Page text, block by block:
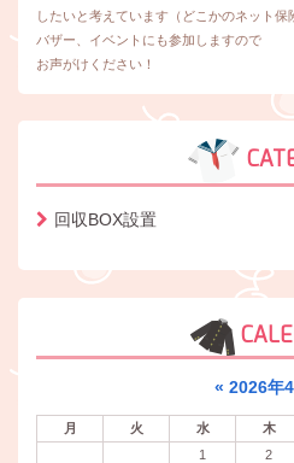
したいと考えています（どこかのネット保
バザー、イベントにも参加しますので
お声がけください！
回収BOX設置
« 2026年4
月 火 水 木
1
2